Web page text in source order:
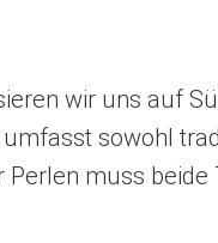
wir uns auf
sowohl
muss